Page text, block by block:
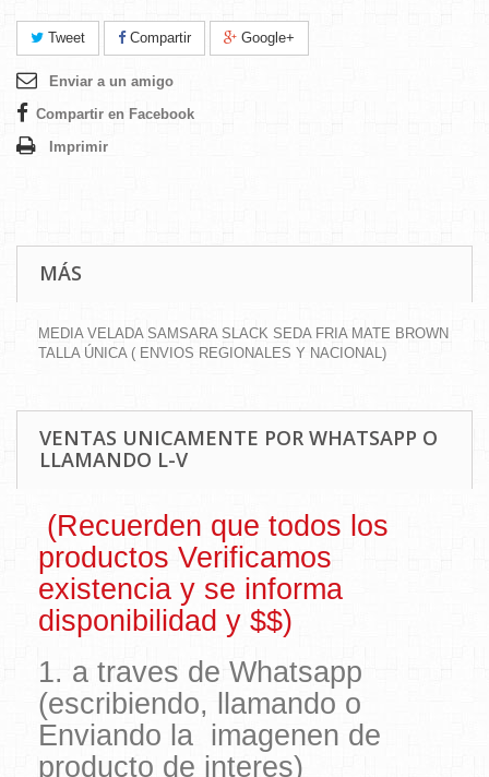
Tweet Compartir Google+
Enviar a un amigo
Compartir en Facebook
Imprimir
MÁS
MEDIA VELADA SAMSARA SLACK SEDA FRIA MATE BROWN
TALLA ÚNICA ( ENVIOS REGIONALES Y NACIONAL)
VENTAS UNICAMENTE POR WHATSAPP O
LLAMANDO L-V
(Recuerden que todos los
productos Verificamos
existencia y se informa
disponibilidad y $$)
1. a traves de Whatsapp
(escribiendo, llamando o
Enviando la imagenen de
producto de interes)